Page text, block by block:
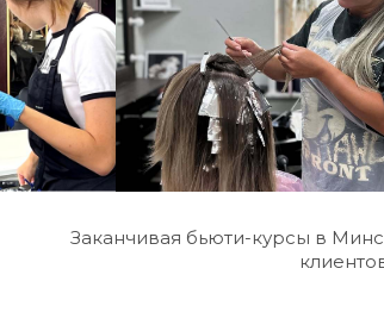
Заканчивая бьюти-курсы в